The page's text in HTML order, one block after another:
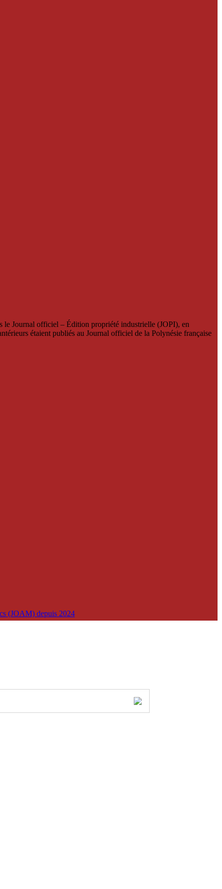
le Journal officiel – Édition propriété industrielle (JOPI), en
étaient publiés au Journal officiel de la Polynésie française
(JOAM) depuis 2024